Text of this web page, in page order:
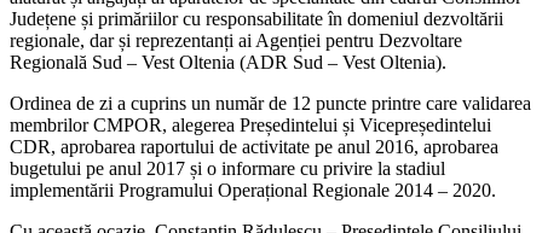
Județene și primăriilor cu responsabilitate în domeniul dezvoltării
regionale, dar și reprezentanți ai Agenției pentru Dezvoltare
Regională Sud – Vest Oltenia (ADR Sud – Vest Oltenia).
Ordinea de zi a cuprins un număr de 12 puncte printre care validarea
membrilor CMPOR, alegerea Președintelui și Vicepreședintelui
CDR, aprobarea raportului de activitate pe anul 2016, aprobarea
bugetului pe anul 2017 și o informare cu privire la stadiul
implementării Programului Operațional Regionale 2014 – 2020.